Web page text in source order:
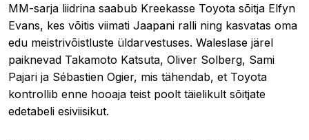
MM-sarja liidrina saabub Kreekasse Toyota sõitja Elfyn
Evans, kes võitis viimati Jaapani ralli ning kasvatas oma
edu meistrivõistluste üldarvestuses. Waleslase järel
paiknevad Takamoto Katsuta, Oliver Solberg, Sami
Pajari ja Sébastien Ogier, mis tähendab, et Toyota
kontrollib enne hooaja teist poolt täielikult sõitjate
edetabeli esiviisikut.